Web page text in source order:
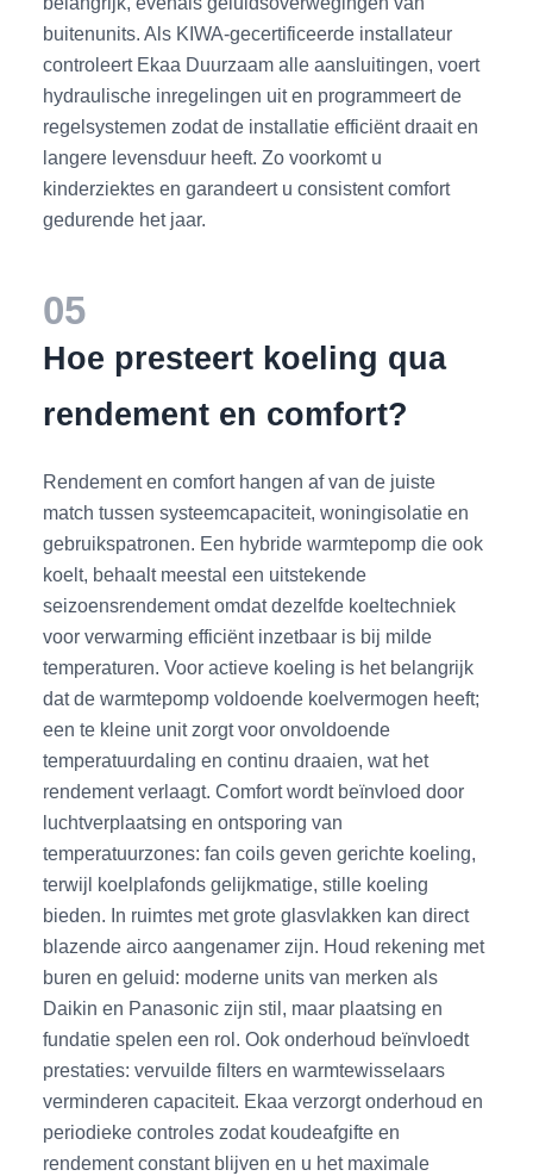
buitenunits. Als KIWA-gecertificeerde installateur
controleert Ekaa Duurzaam alle aansluitingen, voert
hydraulische inregelingen uit en programmeert de
regelsystemen zodat de installatie efficiënt draait en
langere levensduur heeft. Zo voorkomt u
kinderziektes en garandeert u consistent comfort
gedurende het jaar.
05
Hoe presteert koeling qua
rendement en comfort?
Rendement en comfort hangen af van de juiste
match tussen systeemcapaciteit, woningisolatie en
gebruikspatronen. Een hybride warmtepomp die ook
koelt, behaalt meestal een uitstekende
seizoensrendement omdat dezelfde koeltechniek
voor verwarming efficiënt inzetbaar is bij milde
temperaturen. Voor actieve koeling is het belangrijk
dat de warmtepomp voldoende koelvermogen heeft;
een te kleine unit zorgt voor onvoldoende
temperatuurdaling en continu draaien, wat het
rendement verlaagt. Comfort wordt beïnvloed door
luchtverplaatsing en ontsporing van
temperatuurzones: fan coils geven gerichte koeling,
terwijl koelplafonds gelijkmatige, stille koeling
bieden. In ruimtes met grote glasvlakken kan direct
blazende airco aangenamer zijn. Houd rekening met
buren en geluid: moderne units van merken als
Daikin en Panasonic zijn stil, maar plaatsing en
fundatie spelen een rol. Ook onderhoud beïnvloedt
prestaties: vervuilde filters en warmtewisselaars
verminderen capaciteit. Ekaa verzorgt onderhoud en
periodieke controles zodat koudeafgifte en
rendement constant blijven en u het maximale